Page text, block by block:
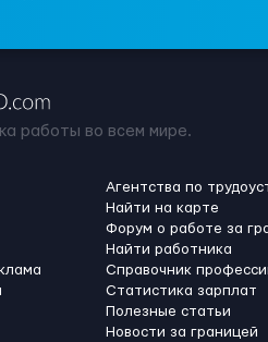
работы во всем мире.
Агентства по
Найти на карте
Форум о работе за
Найти работника
Справочник
Статистика зарплат
Полезные статьи
Новости за границей